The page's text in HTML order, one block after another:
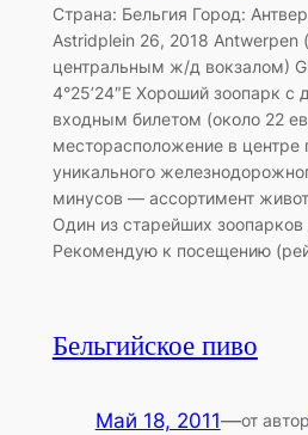
Страна: Бельгия Город:
Astridplein 26, 2018 Antwerpen
центральным ж/д вокзалом)
4°25’24″E Хороший зоопарк с
входным билетом (около 22
месторасположение в центре
уникального
минусов — ассортимент
Один из старейших зоопарков
Рекомендую к посещению
Бельгийское пиво
Май 18, 2011—от